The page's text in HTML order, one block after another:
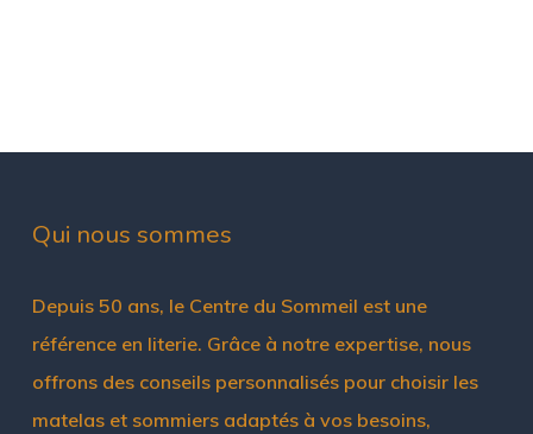
Qui nous sommes
Depuis 50 ans, le Centre du Sommeil est une
référence en literie. Grâce à notre expertise, nous
offrons des conseils personnalisés pour choisir les
matelas et sommiers adaptés à vos besoins,